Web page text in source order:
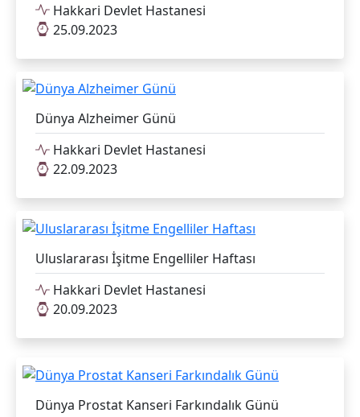
Hakkari Devlet Hastanesi
25.09.2023
Dünya Alzheimer Günü
Hakkari Devlet Hastanesi
22.09.2023
Uluslararası İşitme Engelliler Haftası
Hakkari Devlet Hastanesi
20.09.2023
Dünya Prostat Kanseri Farkındalık Günü